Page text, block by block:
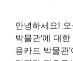
안녕하세요!
박물관’에 대
용카드 박물관